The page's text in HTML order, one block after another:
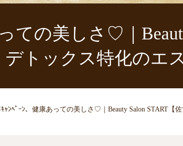
ての美しさ♡｜
デトックス特化のエ
ｬﾝﾍﾟｰﾝ、健康あっての美しさ♡｜Beauty Salon START【